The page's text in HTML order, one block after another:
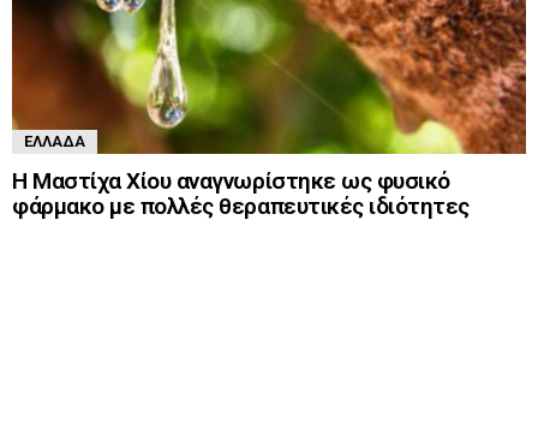
ΕΛΛΆΔΑ
Η Μαστίχα Χίου αναγνωρίστηκε ως φυσικό
φάρμακο με πολλές θεραπευτικές ιδιότητες